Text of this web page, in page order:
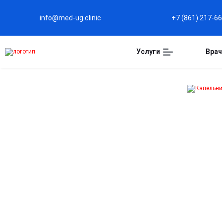
info@med-ug.clinic +7 (861) 217-
Услуги